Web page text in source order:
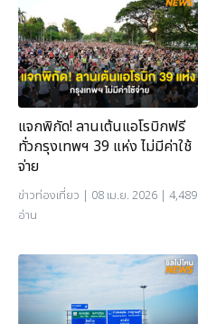
แจกพิกัด! ลานเต้นแอโรบิกฟรี
ทั่วกรุงเทพฯ 39 แห่ง ไม่มีค่าใช้
จ่าย
ข่าวท่องเที่ยว | 08 เม.ย. 2026 | 4,489
อ่าน